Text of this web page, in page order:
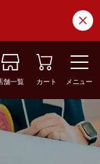
舗一覧 カート メニュー